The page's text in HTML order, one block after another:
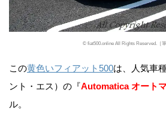
© fiat500.online All Rights Reserved.［筆
この黄色いフィアット500は、人気車
ント・エス）の『Automatica オート
ル。